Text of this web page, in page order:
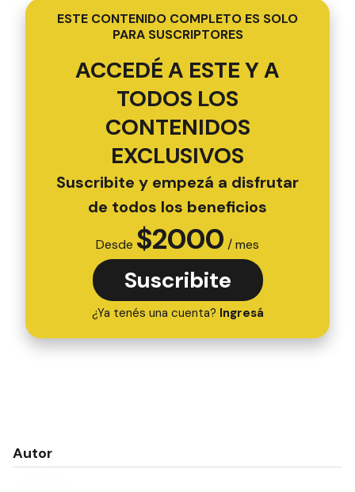
ESTE CONTENIDO COMPLETO ES SOLO
PARA SUSCRIPTORES
ACCEDÉ A ESTE Y A
TODOS LOS
CONTENIDOS
EXCLUSIVOS
Suscribite y empezá a disfrutar
de todos los beneficios
Desde $2000 / mes
Suscribite
¿Ya tenés una cuenta? Ingresá
Autor